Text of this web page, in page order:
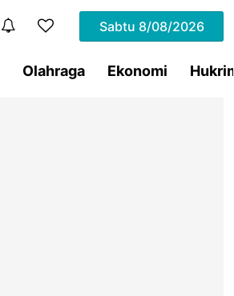
Sabtu 8/08/2026
Olahraga Ekonomi Hukrim